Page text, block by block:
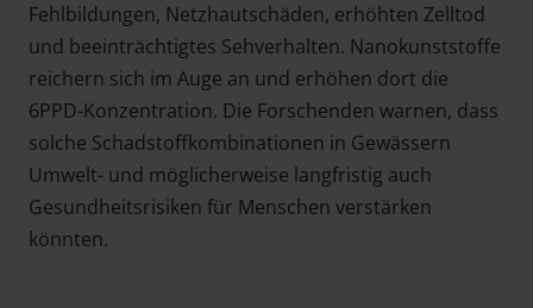
Fehlbildungen, Netzhautschäden, erhöhten Zelltod
und beeinträchtigtes Sehverhalten. Nanokunststoffe
reichern sich im Auge an und erhöhen dort die
6PPD-Konzentration. Die Forschenden warnen, dass
solche Schadstoffkombinationen in Gewässern
Umwelt- und möglicherweise langfristig auch
Gesundheitsrisiken für Menschen verstärken
könnten.